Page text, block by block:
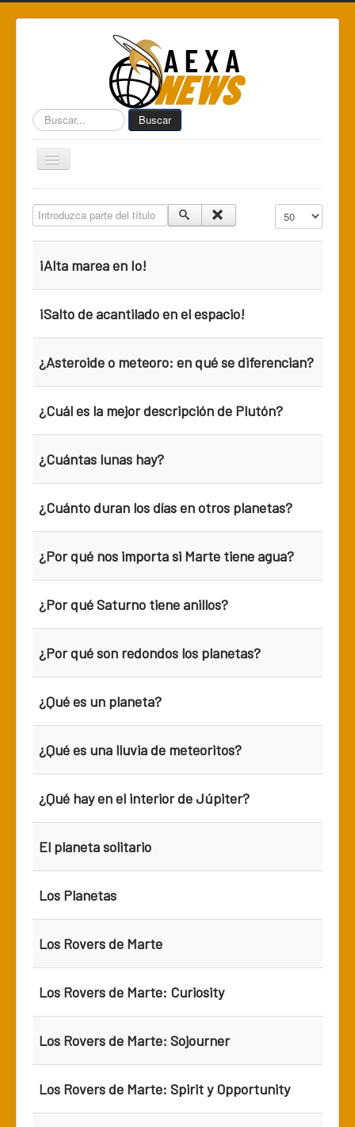
Buscar... Buscar
Toggle
Navigation
Centro de Informática AEXA
AEXA USA
Introduzca parte del título Cantidad a
¡Alta marea en Io!
¡Salto de acantilado en el espacio!
¿Asteroide o meteoro: en qué se diferencian?
¿Cuál es la mejor descripción de Plutón?
¿Cuántas lunas hay?
¿Cuánto duran los días en otros planetas?
¿Por qué nos importa si Marte tiene agua?
¿Por qué Saturno tiene anillos?
¿Por qué son redondos los planetas?
¿Qué es un planeta?
¿Qué es una lluvia de meteoritos?
¿Qué hay en el interior de Júpiter?
El planeta solitario
Los Planetas
Los Rovers de Marte
Los Rovers de Marte: Curiosity
Los Rovers de Marte: Sojourner
Los Rovers de Marte: Spirit y Opportunity